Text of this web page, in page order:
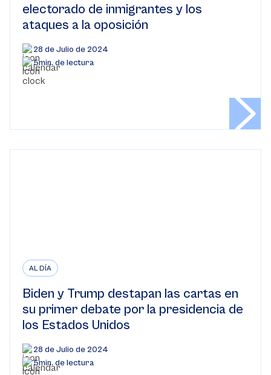
electorado de inmigrantes y los
ataques a la oposición
28 de Julio de 2024
5min. de lectura
AL DÍA
Biden y Trump destapan las cartas en
su primer debate por la presidencia de
los Estados Unidos
28 de Julio de 2024
5min. de lectura